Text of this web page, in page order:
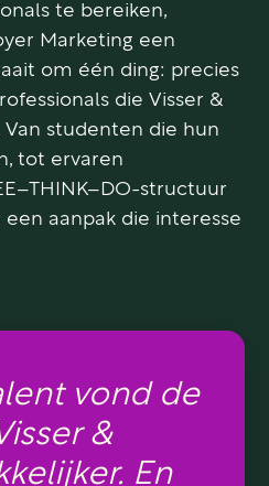
te bereiken,
Marketing een
om één ding: precies
die Visser &
Van studenten die hun
tot ervaren
structuur
aanpak die interesse
vond de
&
En